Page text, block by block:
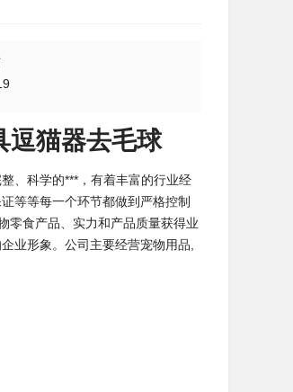
逗猫器去毛球
、科学的***，有着丰富的行业经
等等每一个环节都做到严格控制
零食产品、实力和产品质量获得业
业形象。公司主要经营宠物用品,